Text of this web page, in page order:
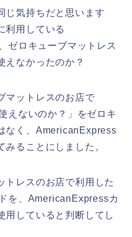
じ気持ちだと思います
利用している
ゼロキューブマットレス
えなかったのか？
マットレスのお店で
えないのか？」をゼロキ
なく、AmericanExpress
ることにしました。
トレスのお店で利用した
を、AmericanExpressカ
用していると判断してし